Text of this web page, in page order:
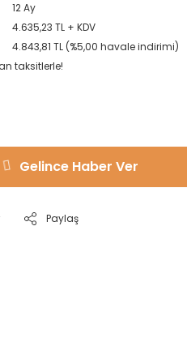
12 Ay
4.635,23 TL + KDV
4.843,81 TL (%5,00 havale indirimi)
taksitlerle!
Gelince Haber Ver
Paylaş